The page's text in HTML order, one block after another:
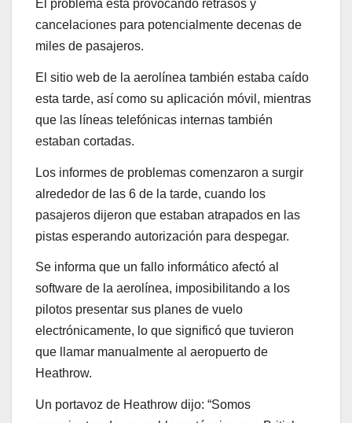
El problema está provocando retrasos y
cancelaciones para potencialmente decenas de
miles de pasajeros.
El sitio web de la aerolínea también estaba caído
esta tarde, así como su aplicación móvil, mientras
que las líneas telefónicas internas también
estaban cortadas.
Los informes de problemas comenzaron a surgir
alrededor de las 6 de la tarde, cuando los
pasajeros dijeron que estaban atrapados en las
pistas esperando autorización para despegar.
Se informa que un fallo informático afectó al
software de la aerolínea, imposibilitando a los
pilotos presentar sus planes de vuelo
electrónicamente, lo que significó que tuvieron
que llamar manualmente al aeropuerto de
Heathrow.
Un portavoz de Heathrow dijo: “Somos